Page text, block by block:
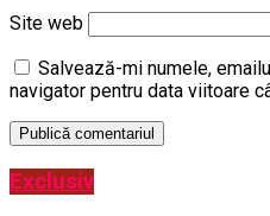
Site web
Salvează-mi numele,
navigator pentru data viitoare
Exclusiv